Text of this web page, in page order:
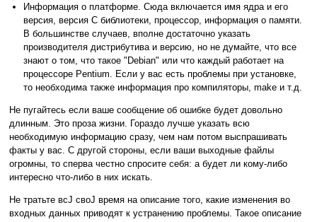
Информация о платформе. Сюда включается имя ядра и его
версия, версия C библиотеки, процессор, информация о памяти.
В большинстве случаев, вполне достаточно указать
производителя дистрибутива и версию, но не думайте, что все
знают о том, что такое "Debian" или что каждый работает на
процессоре Pentium. Если у вас есть проблемы при установке,
то необходима также информация про компиляторы, make и т.д.
Не пугайтесь если ваше сообщение об ошибке будет довольно
длинным. Это проза жизни. Гораздо лучше указать всю
необходимую информацию сразу, чем нам потом выспрашивать
факты у вас. С другой стороны, если ваши выходные файлы
огромны, то сперва честно спросите себя: а будет ли кому-либо
интересно что-либо в них искать.
Не тратьте всЈ своЈ время на описание того, какие изменения во
входных данных приводят к устранению проблемы. Такое описание